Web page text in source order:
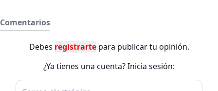
Comentarios
Debes registrartepara publicar tu opinión.
¿Ya tienes una cuenta? Inicia sesión: